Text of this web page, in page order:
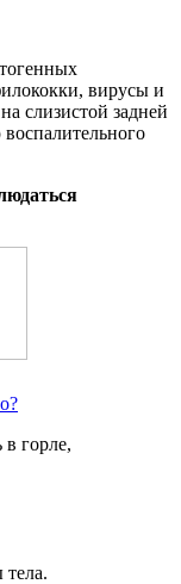
вирусы и
слизистой задней
в горле,